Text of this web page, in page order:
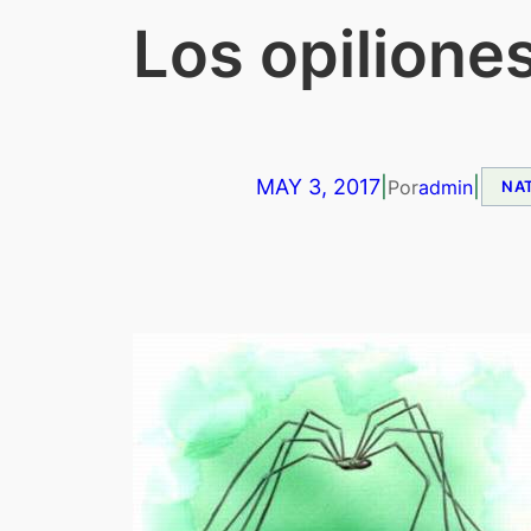
Los
MAY 3, 2017 Poradmin